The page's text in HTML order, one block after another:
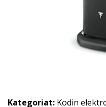
Kategoriat: Kodin